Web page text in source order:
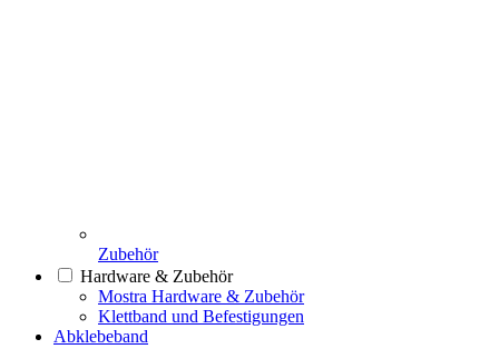
Zubehör
Hardware & Zubehör
Mostra Hardware & Zubehör
Klettband und Befestigungen
Abklebeband